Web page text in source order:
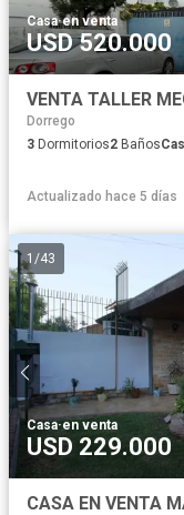
Casa·en venta
USD 520.000
VENTA TALLER
Dorrego
3 Dormitorios2 Baños
Actualizado hace 5 días
1 /43
Casa·en venta
USD 229.000
CASA EN VENTA